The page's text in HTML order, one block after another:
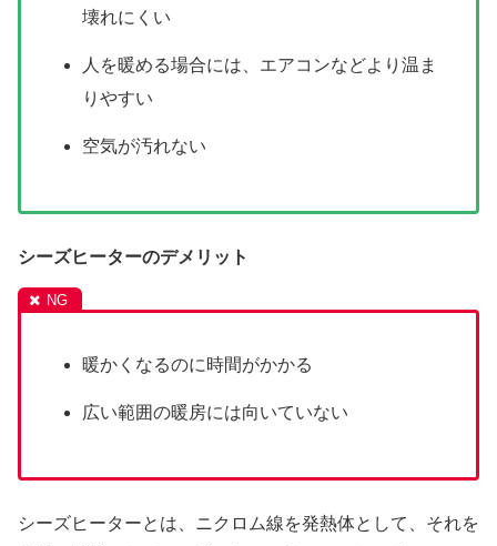
壊れにくい
人を暖める場合には、エアコンなどより温ま
りやすい
空気が汚れない
シーズヒーターのデメリット
暖かくなるのに時間がかかる
広い範囲の暖房には向いていない
シーズヒーターとは、ニクロム線を発熱体として、それを